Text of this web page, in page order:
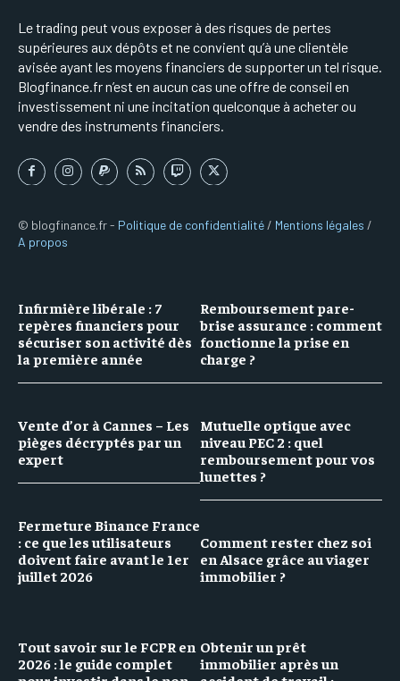
Le trading peut vous exposer à des risques de pertes
supérieures aux dépôts et ne convient qu’à une clientèle
avisée ayant les moyens financiers de supporter un tel risque.
Blogfinance.fr n’est en aucun cas une offre de conseil en
investissement ni une incitation quelconque à acheter ou
vendre des instruments financiers.
© blogfinance.fr - Politique de confidentialité / Mentions légales /
A propos
Infirmière libérale : 7
repères financiers pour
sécuriser son activité dès
la première année
Vente d’or à Cannes – Les
pièges décryptés par un
expert
Fermeture Binance France
: ce que les utilisateurs
doivent faire avant le 1er
juillet 2026
Remboursement pare-
brise assurance : comment
fonctionne la prise en
charge ?
Mutuelle optique avec
niveau PEC 2 : quel
remboursement pour vos
lunettes ?
Comment rester chez soi
en Alsace grâce au viager
immobilier ?
Tout savoir sur le FCPR en
2026 : le guide complet
Obtenir un prêt
immobilier après un